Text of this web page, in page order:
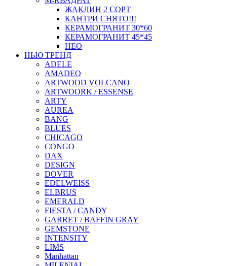
ЖАКЛИН 2 СОРТ
КАНТРИ СНЯТО!!!
КЕРАМОГРАНИТ 30*60
КЕРАМОГРАНИТ 45*45
НЕО
НЬЮ ТРЕНД
ADELE
AMADEO
ARTWOOD VOLCANO
ARTWOORK / ESSENSE
ARTY
AUREA
BANG
BLUES
CHICAGO
CONGO
DAX
DESIGN
DOVER
EDELWEISS
ELBRUS
EMERALD
FIESTA / CANDY
GARRET / BAFFIN GRAY
GEMSTONE
INTENSITY
LIMS
Manhattan